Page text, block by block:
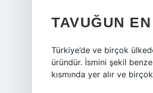
TAVUĞUN
Türkiye’de ve birçok
üründür. İsmini şekil
kısmında yer alır ve